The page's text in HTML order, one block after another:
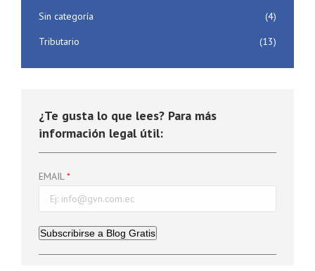
Sin categoría
(4)
Tributario
(13)
¿Te gusta lo que lees? Para más
información legal útil:
EMAIL
Subscribirse a Blog Gratis